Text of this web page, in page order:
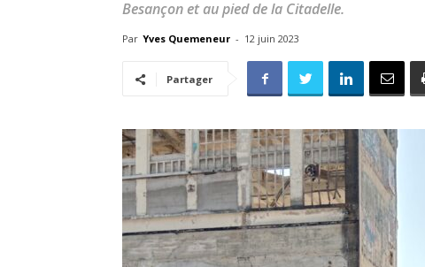
Besançon et au pied de la Citadelle.
Par Yves Quemeneur - 12 juin 2023
Partager